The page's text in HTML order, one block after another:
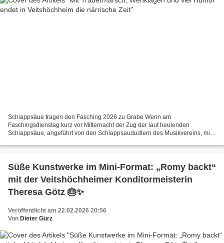
Schlappsäue tragen den Fasching 2026 zu Grabe Wenn am
Faschingsdienstag kurz vor Mitternacht der Zug der laut heulenden
Schlappsäue, angeführt von den Schlappsaududlern des Musikvereins, mit
Süße Kunstwerke im Mini-Format: „Romy backt“
mit der Veitshöchheimer Konditormeisterin
Theresa Götz 🎂✨
Veröffentlicht am 22.02.2026 20:56
Von Dieter Gürz